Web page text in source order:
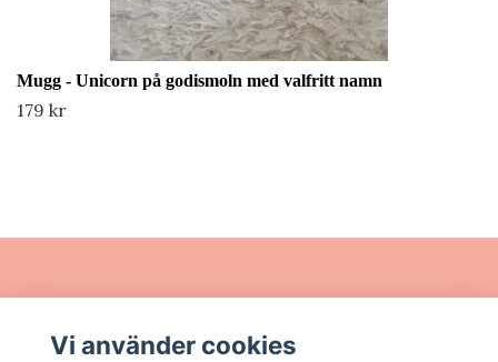
Mugg - Unicorn på godismoln med valfritt namn
179 kr
Vi använder cookies